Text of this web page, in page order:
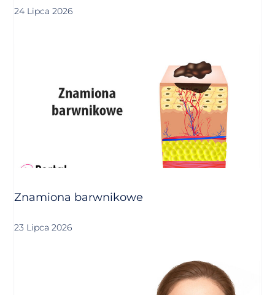
24 Lipca 2026
Znamiona barwnikowe
23 Lipca 2026